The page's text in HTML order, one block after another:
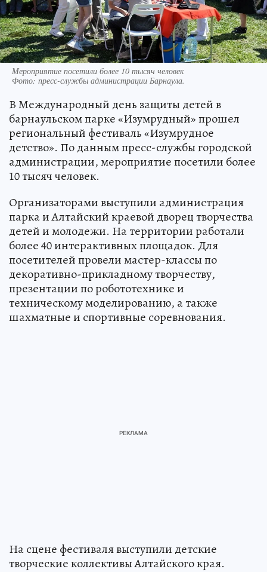
Мероприятие посетили более 10 тысяч человек
Фото: пресс-службы администрации Барнаула.
В Международный день защиты детей в
барнаульском парке «Изумрудный» прошел
региональный фестиваль «Изумрудное
детство». По данным пресс-службы городской
администрации, мероприятие посетили более
10 тысяч человек.
Организаторами выступили администрация
парка и Алтайский краевой дворец творчества
детей и молодежи. На территории работали
более 40 интерактивных площадок. Для
посетителей провели мастер-классы по
декоративно-прикладному творчеству,
презентации по робототехнике и
техническому моделированию, а также
шахматные и спортивные соревнования.
На сцене фестиваля выступили детские
творческие коллективы Алтайского края.